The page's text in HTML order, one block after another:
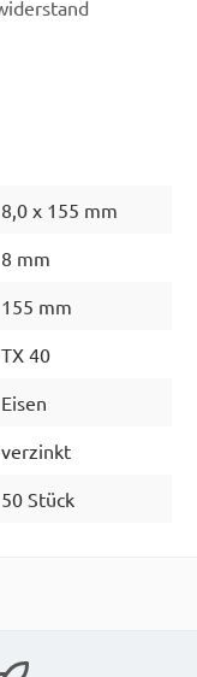
8,0 x 155 mm
8 mm
155 mm
TX 40
Eisen
verzinkt
50 Stück